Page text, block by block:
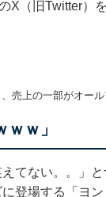
X（旧Twitter）
上の一部がオール
ｗ」
てない。。」
登場する「ヨ